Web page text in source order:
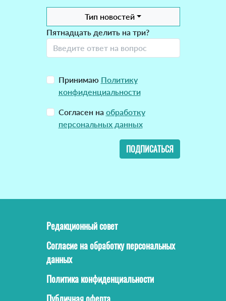
Тип новостей
Пятнадцать делить на три?
Принимаю Политику
конфиденциальности
Согласен на обработку
персональных данных
ПОДПИСАТЬСЯ
Редакционный совет
Согласие на обработку персональных
данных
Политика конфиденциальности